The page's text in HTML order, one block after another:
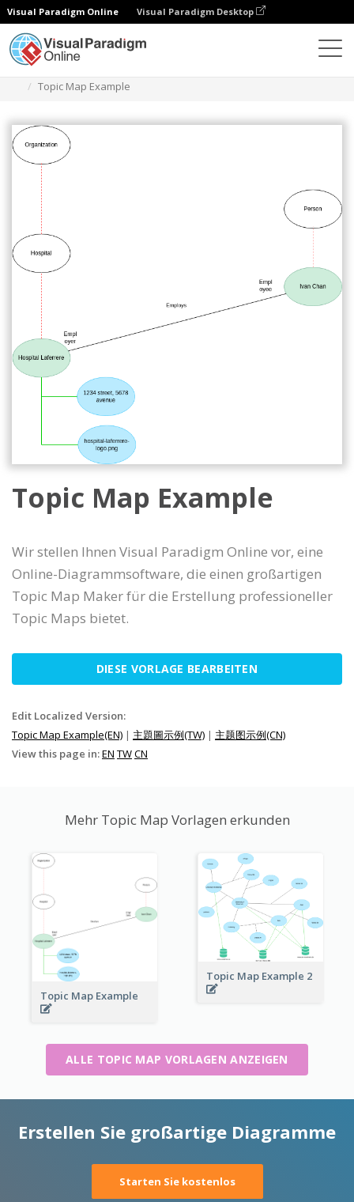
Visual Paradigm Online Visual Paradigm Desktop
Topic Map Example
Topic Map Example
Wir stellen Ihnen Visual Paradigm Online vor, eine
Online-Diagrammsoftware, die einen großartigen
Topic Map Maker für die Erstellung professioneller
Topic Maps bietet.
DIESE VORLAGE BEARBEITEN
Edit Localized Version:
Topic Map Example(EN) | 主題圖示例(TW) | 主题图示例(CN)
View this page in:EN TWCN
Mehr Topic Map Vorlagen erkunden
Topic Map Example
Topic Map Example 2
ALLE TOPIC MAP VORLAGEN ANZEIGEN
Erstellen Sie großartige Diagramme
Starten Sie kostenlos